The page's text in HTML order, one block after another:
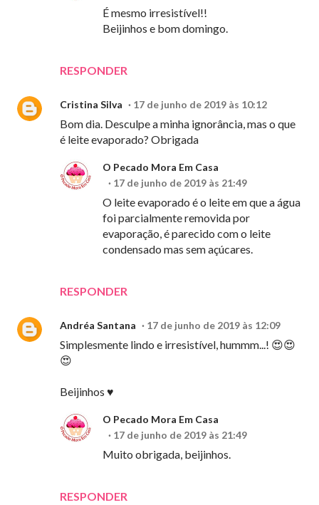
RESPONDER
É mesmo irresistível!!
Beijinhos e bom domingo.
Cristina Silva 17 de junho de 2019 às 10:12
Bom dia. Desculpe a minha ignorância, mas o que
é leite evaporado? Obrigada
RESPONDER
O Pecado Mora Em Casa
17 de junho de 2019 às 21:49
O leite evaporado é o leite em que a água
foi parcialmente removida por
evaporação, é parecido com o leite
condensado mas sem açúcares.
Andréa Santana 17 de junho de 2019 às 12:09
Simplesmente lindo e irresistível, hummm...! 😍😍
😍
Beijinhos ♥
RESPONDER
O Pecado Mora Em Casa
17 de junho de 2019 às 21:49
Muito obrigada, beijinhos.